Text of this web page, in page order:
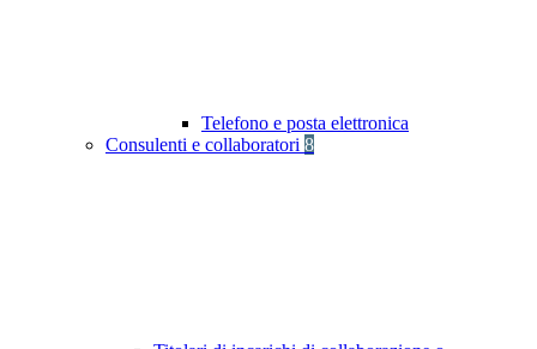
Telefono e posta elettronica
Consulenti e collaboratori 8